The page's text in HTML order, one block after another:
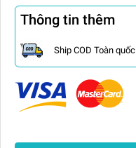
Thông tin thêm
Ship COD Toàn quốc